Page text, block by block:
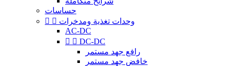
حساسات
  وحدات تغذية ومدخرات
AC-DC
  DC-DC
رافع جهد مستمر
خافض جهد مستمر